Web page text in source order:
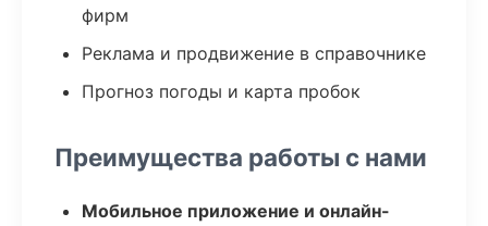
фирм
Реклама и продвижение в справочнике
Прогноз погоды и карта пробок
Преимущества работы с нами
Мобильное приложение и онлайн-